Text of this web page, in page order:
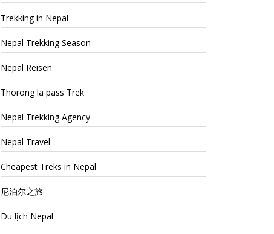
Trekking in Nepal
Nepal Trekking Season
Nepal Reisen
Thorong la pass Trek
Nepal Trekking Agency
Nepal Travel
Cheapest Treks in Nepal
尼泊尔之旅
Du lịch Nepal